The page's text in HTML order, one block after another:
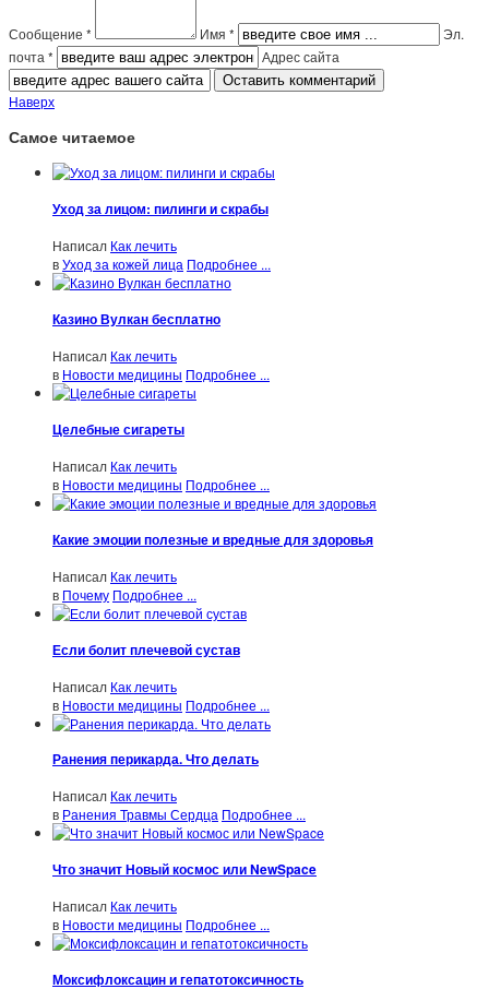
Сообщение * Имя *
Эл.
почта *
Адрес сайта
Наверх
Самое читаемое
Уход за лицом: пилинги и скрабы
Написал Как лечить
вУход за кожей лица Подробнее ...
Казино Вулкан бесплатно
Написал Как лечить
в Новости медицины Подробнее ...
Целебные сигареты
Написал Как лечить
в Новости медицины Подробнее ...
Какие эмоции полезные и вредные для здоровья
Написал Как лечить
в Почему Подробнее ...
Если болит плечевой сустав
Написал Как лечить
в Новости медицины Подробнее ...
Ранения перикарда. Что делать
Написал Как лечить
в Ранения Травмы Сердца Подробнее ...
Что значит Новый космос или NewSpace
Написал Как лечить
в Новости медицины Подробнее ...
Моксифлоксацин и гепатотоксичность